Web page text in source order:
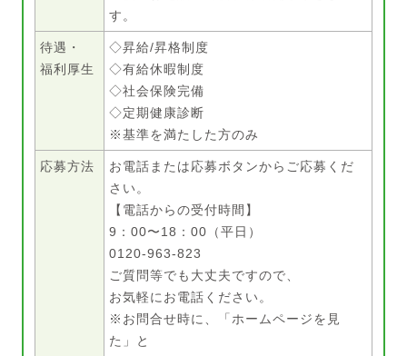
す。
待遇・
福利厚生
◇昇給/昇格制度
◇有給休暇制度
◇社会保険完備
◇定期健康診断
※基準を満たした方のみ
応募方法
お電話または応募ボタンからご応募くだ
さい。
【電話からの受付時間】
9：00〜18：00（平日）
0120-963-823
ご質問等でも大丈夫ですので、
お気軽にお電話ください。
※お問合せ時に、「ホームページを見
た」と